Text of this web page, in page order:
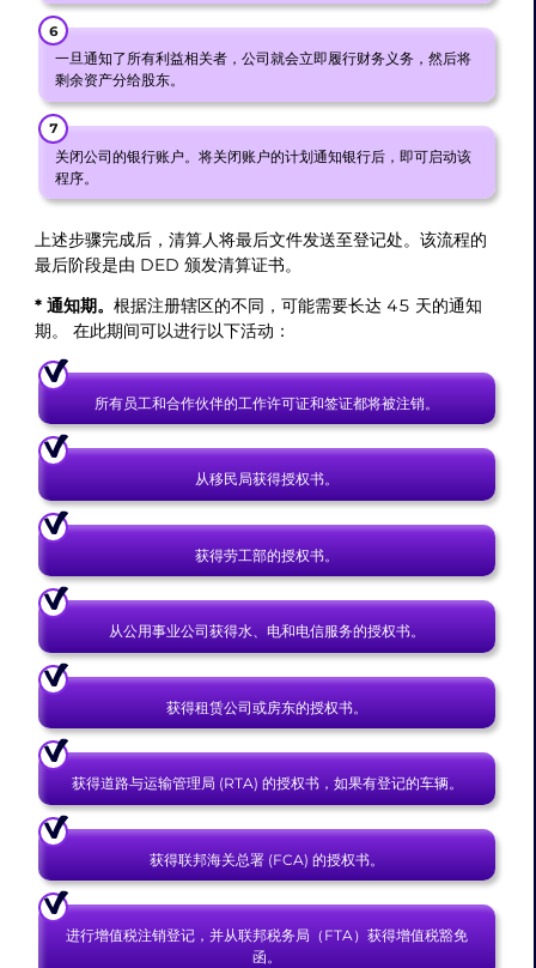
一旦通知了所有利益相关者，公司就会立即履行财务义务，然后将
剩余资产分给股东。
关闭公司的银行账户。将关闭账户的计划通知银行后，即可启动该
程序。
上述步骤完成后，清算人将最后文件发送至登记处。该流程的
最后阶段是由 DED 颁发清算证书。
* 通知期。 根据注册辖区的不同，可能需要长达 45 天的通知
期。 在此期间可以进行以下活动：
所有员工和合作伙伴的工作许可证和签证都将被注销。
从移民局获得授权书。
获得劳工部的授权书。
从公用事业公司获得水、电和电信服务的授权书。
获得租赁公司或房东的授权书。
获得道路与运输管理局 (RTA) 的授权书，如果有登记的车辆。
获得联邦海关总署 (FCA) 的授权书。
进行增值税注销登记，并从联邦税务局（FTA）获得增值税豁免
函。